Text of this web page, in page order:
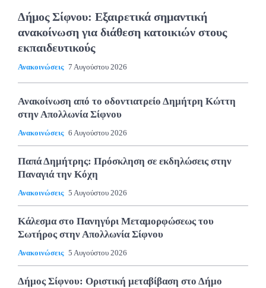
Δήμος Σίφνου: Εξαιρετικά σημαντική
ανακοίνωση για διάθεση κατοικιών στους
εκπαιδευτικούς
Ανακοινώσεις 7 Αυγούστου 2026
Ανακοίνωση από το οδοντιατρείο Δημήτρη Κώττη
στην Απολλωνία Σίφνου
Ανακοινώσεις 6 Αυγούστου 2026
Παπά Δημήτρης: Πρόσκληση σε εκδηλώσεις στην
Παναγιά την Κόχη
Ανακοινώσεις 5 Αυγούστου 2026
Κάλεσμα στο Πανηγύρι Μεταμορφώσεως του
Σωτήρος στην Απολλωνία Σίφνου
Ανακοινώσεις 5 Αυγούστου 2026
Δήμος Σίφνου: Οριστική μεταβίβαση στο Δήμο